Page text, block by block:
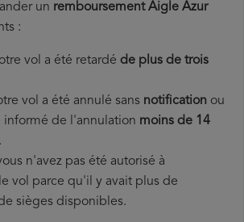
un remboursement Aigle Azur
:
vol a été retardé de plus de trois
vol a été annulé sans notification ou
informé de l'annulation moins de 14
n'avez pas été autorisé à
vol parce qu'il y avait plus de
sièges disponibles.